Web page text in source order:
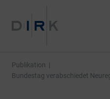
Publikation |
Bundestag verabschiedet